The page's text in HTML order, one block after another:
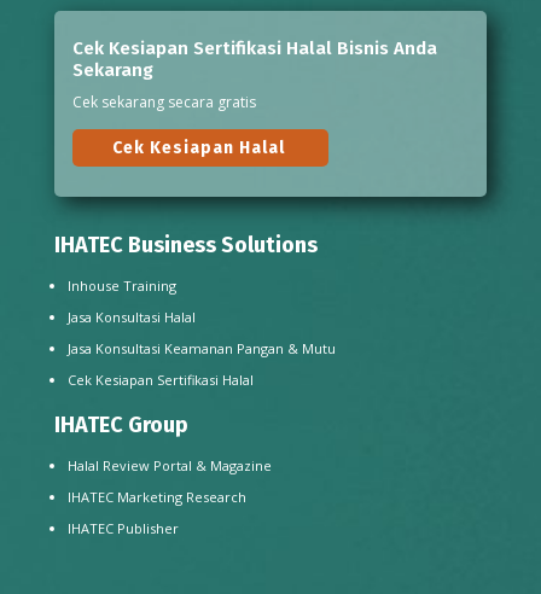
Cek Kesiapan Sertifikasi Halal Bisnis Anda
Sekarang
Cek sekarang secara gratis
Cek Kesiapan Halal
IHATEC Business Solutions
Inhouse Training
Jasa Konsultasi Halal
Jasa Konsultasi Keamanan Pangan & Mutu
Cek Kesiapan Sertifikasi Halal
IHATEC Group
Halal Review Portal & Magazine
IHATEC Marketing Research
IHATEC Publisher